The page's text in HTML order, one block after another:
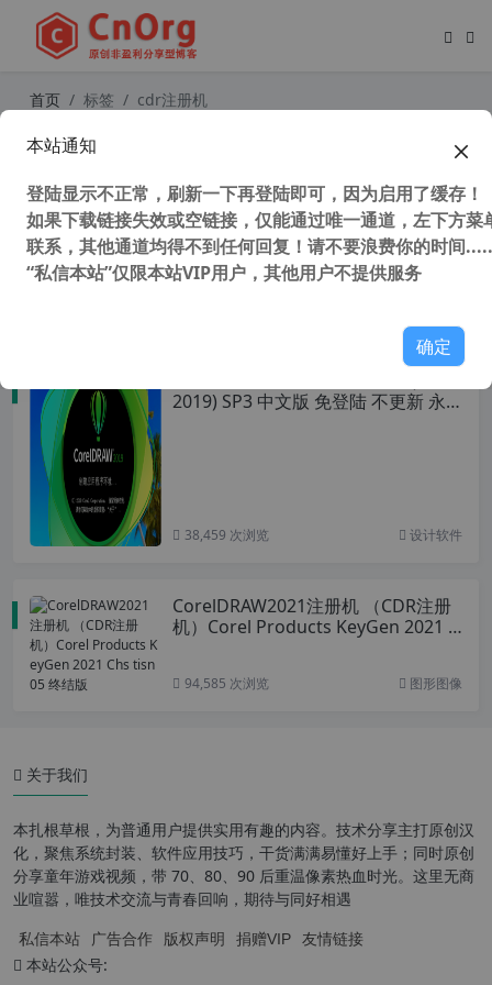
首页 标签 cdr注册机
本）
2019) SP3 中文版 免登陆 不更新 永
38,459 次浏览 设计软件
CorelDRAW2021注册机 （CDR注册
机）Corel Products KeyGen 2021 C
94,585 次浏览 图形图像
关于我们
本扎根草根，为普通用户提供实用有趣的内容。技术分享主打原创汉
化，聚焦系统封装、软件应用技巧，干货满满易懂好上手；同时原创
分享童年游戏视频，带 70、80、90 后重温像素热血时光。这里无商
业喧嚣，唯技术交流与青春回响，期待与同好相遇
私信本站 广告合作 版权声明 捐赠VIP 友情链接
本站公众号:
本站通知
登陆显示不正常，刷新一下再登陆即可，因为启用了缓存！
如果下载链接失效或空链接，仅能通过唯一通道，左下方菜
联系，其他通道均得不到任何回复！请不要浪费你的时间
“私信本站”仅限本站VIP用户，其他用户不提供服务
确定